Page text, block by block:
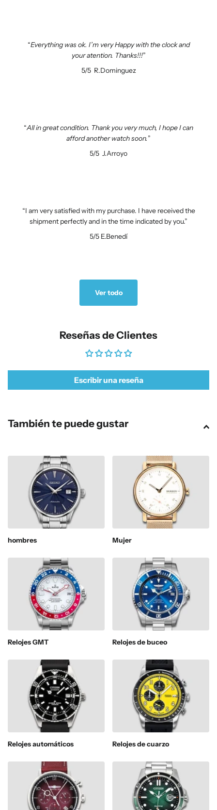
Everything was ok. I’m very Happy with the clock and
your atention. Thanks!!!
5/5R.Dominguez
All in great condition. Thank you very much, I hope I can
afford another watch soon.
5/5 J.Arroyo
I am very satisfied with my purchase. I have received the
shipment perfectly and in the time indicated by you.
5/5 E.Benedí
Ver todo
Reseñas de Clientes
Escribir una reseña
También te puede gustar
hombres Mujer
Relojes GMT Relojes de buceo
Relojes automáticos Relojes de cuarzo